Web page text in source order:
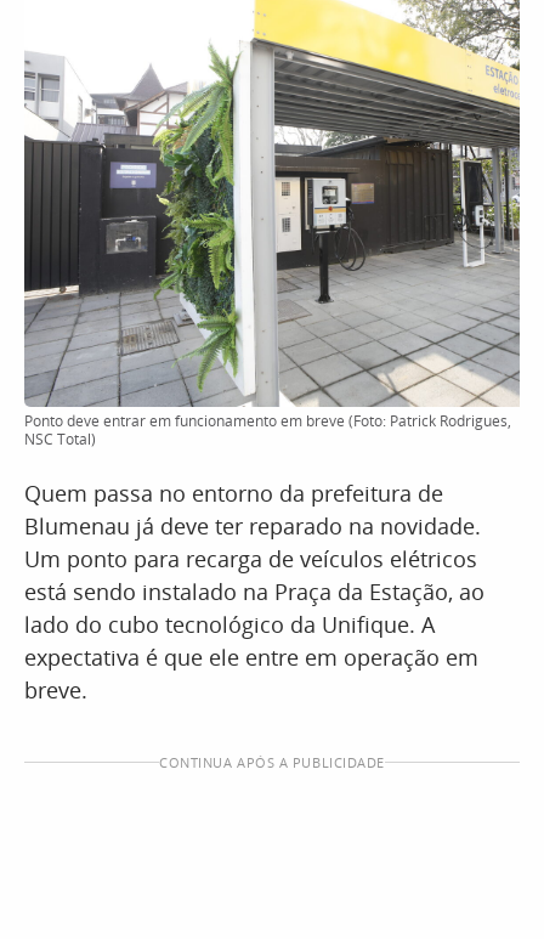
Ponto deve entrar em funcionamento em breve (Foto: Patrick Rodrigues,
NSC Total)
Quem passa no entorno da prefeitura de
Blumenau já deve ter reparado na novidade.
Um ponto para recarga de veículos elétricos
está sendo instalado na Praça da Estação, ao
lado do cubo tecnológico da Unifique. A
expectativa é que ele entre em operação em
breve.
CONTINUA APÓS A PUBLICIDADE